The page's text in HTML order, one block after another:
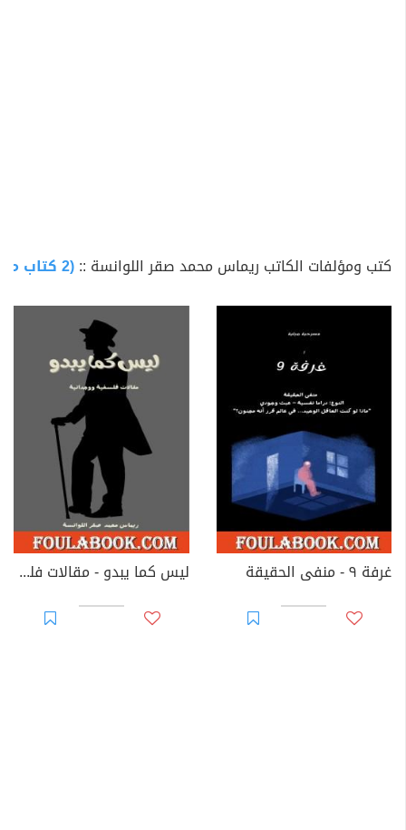
كتب ومؤلفات الكاتب ريماس محمد صقر اللوانسة ::(2 كتاب متاح للتحميل)
غرفة ٩ - منفى الحقيقة ليس كما يبدو - مقالات فلسفية ووجدانية